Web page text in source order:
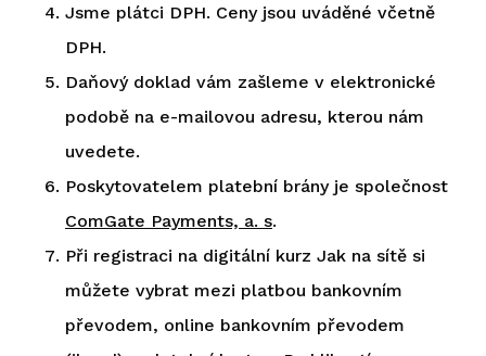
Jsme plátci DPH. Ceny jsou uváděné včetně
DPH.
Daňový doklad vám zašleme v elektronické
podobě na e-mailovou adresu, kterou nám
uvedete.
Poskytovatelem platební brány je společnost
ComGate Payments, a. s.
Při registraci na digitální kurz Jak na sítě si
můžete vybrat mezi platbou bankovním
převodem, online bankovním převodem